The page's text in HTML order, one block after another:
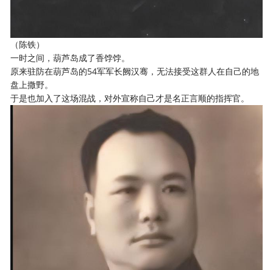
（陈铁）
一时之间，葫芦岛成了香饽饽。
原来驻防在葫芦岛的54军军长阙汉骞，无法接受这群人在自己的地
盘上撒野。
于是也加入了这场混战，对外宣称自己才是名正言顺的指挥官。